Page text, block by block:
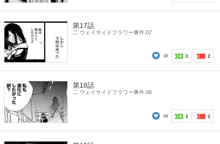
第17話
二 ウェイサイドフラワー事件.07
or 2 2
第18話
二 ウェイサイドフラワー事件.08
or 2 2